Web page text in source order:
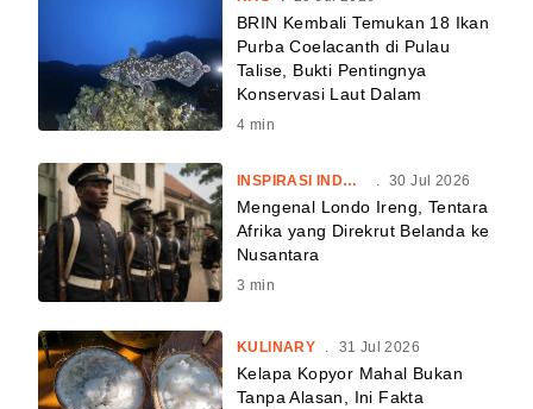
BRIN Kembali Temukan 18 Ikan
Purba Coelacanth di Pulau
Talise, Bukti Pentingnya
Konservasi Laut Dalam
4 min
INSPIRASI INDONESIA 30 Jul 2026
Mengenal Londo Ireng, Tentara
Afrika yang Direkrut Belanda ke
Nusantara
3 min
KULINARY 31 Jul 2026
Kelapa Kopyor Mahal Bukan
Tanpa Alasan, Ini Fakta